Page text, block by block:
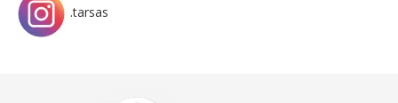
.tarsas